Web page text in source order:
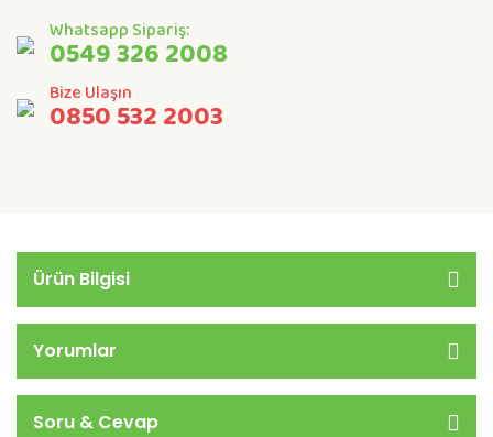
Whatsapp Sipariş:
0549 326 2008
Bize Ulaşın
0850 532 2003
Ürün Bilgisi
Yorumlar
Soru & Cevap